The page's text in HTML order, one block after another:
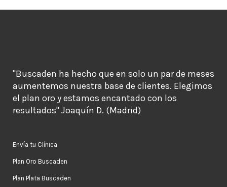
"Buscaden ha hecho que en solo un par de meses
aumentemos nuestra base de clientes. Elegimos
el plan oro y estamos encantado con los
resultados" Joaquín D. (Madrid)
Envía tu Clínica
Plan Oro Buscaden
Plan Plata Buscaden